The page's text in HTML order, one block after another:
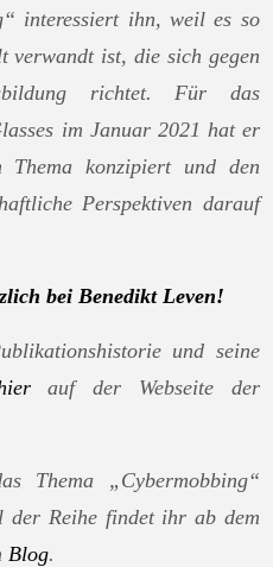
interessiert ihn, weil es so
verwandt ist, die sich gegen
richtet. Für das
im Januar 2021 hat er
Thema konzipiert und den
Perspektiven darauf
bei Benedikt Leven!
und seine
auf der Webseite der
Thema „Cybermobbing“
der Reihe findet ihr ab dem
Blog.